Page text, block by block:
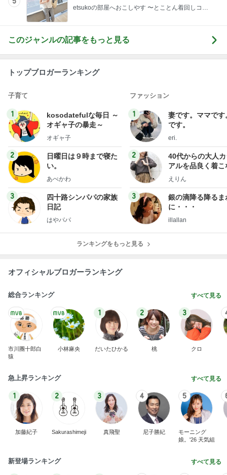
etsukoの部屋へおこしやす 〜とことん着回しコー
このジャンルの記事をもっと見る
トップブロガーランキング
子育て
1
kosodatefulな毎日 ～
オギャ子の暴走～
オギャ子
2
日曜日は９時まで寝た
い。
あべかわ
3
四十路シンパパの家族
日記
はやパパ
ファッション
1
妻です。ママです
です。
eri.
2
40代からの大人
アルを品良く着こ
ファッションブロ
えりん
3
銀の滴降る降るま
に・・・
illallan
ランキングをもっと見る
オフィシャルブロガーランキング
総合ランキング すべて見る
市川團十郎白
猿
小林麻央
1
だいたひかる
2
桃
3
クロ
急上昇ランキング すべて見る
1
加藤紀子
2
Sakurashimeji
3
真飛聖
4
尼子勝紀
5
モーニング
娘。'26 天気組
新登場ランキング すべて見る